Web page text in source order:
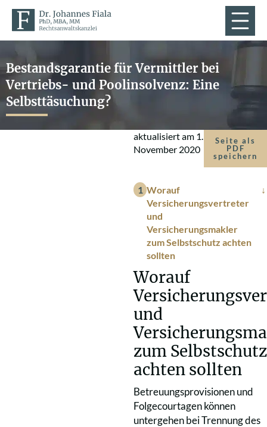
Bestandsgarantie für Vermittler bei
Vertriebs- und Poolinsolvenz: Eine
Selbsttäsuchung?
aktualisiert am 1.
November 2020
Seite als
PDF
speichern
Worauf
Versicherungsvertreter
und
Versicherungsmakler
zum Selbstschutz achten
sollten
Worauf
und
zum Selbstschutz
achten sollten
Betreuungsprovisionen und
Folgecourtagen können
untergehen bei Trennung des